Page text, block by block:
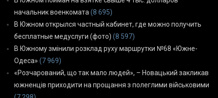
начальник военкомата (8 695)
В Южном открылся частный кабинет, где можно получить
бесплатные медуслуги (фото) (8 597)
В Южному змінили розклад руху маршрутки №68 «Южне-
Одеса» (7 969)
«Розчарований, що так мало людей», – Новацький закликав
южненців приходити на прощання з полеглими військовими